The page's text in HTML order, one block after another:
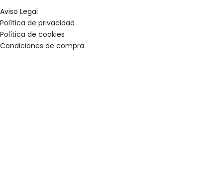
Aviso Legal
Política de privacidad
Política de cookies
Condiciones de compra